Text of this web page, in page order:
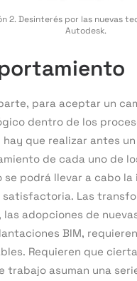
2. Desinterés por las nuevas
Autodesk.
para aceptar un
dentro de los
hay que realizar antes
de cada uno de
se podrá llevar a cabo
satisfactoria. Las
adopciones de
BIM,
Requieren que
trabajo asuman una